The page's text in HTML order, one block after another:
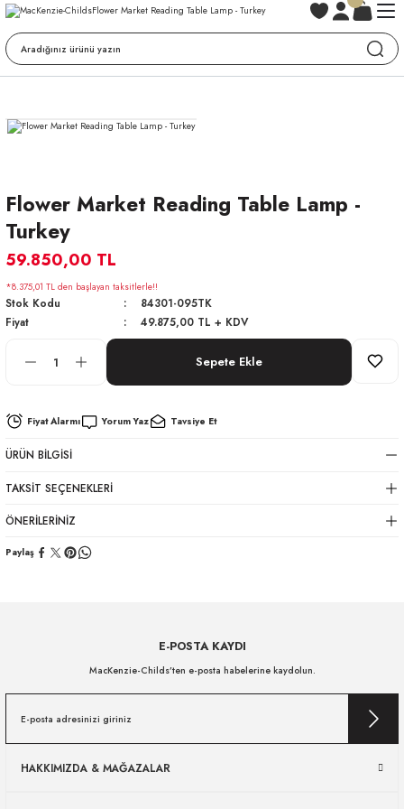
Flower Market Reading Table Lamp -
Turkey
59.850,00 TL
*8.375,01 TL den başlayan taksitlerle!!
Stok Kodu
84301-095TK
Fiyat
49.875,00 TL + KDV
Sepete Ekle
Fiyat Alarmı Yorum Yaz Tavsiye Et
ÜRÜN BILGISI
TAKSIT SEÇENEKLERI
ÖNERILERINIZ
Paylaş
E-POSTA KAYDI
MacKenzie-Childs’ten e-posta habelerine kaydolun.
HAKKIMIZDA & MAĞAZALAR